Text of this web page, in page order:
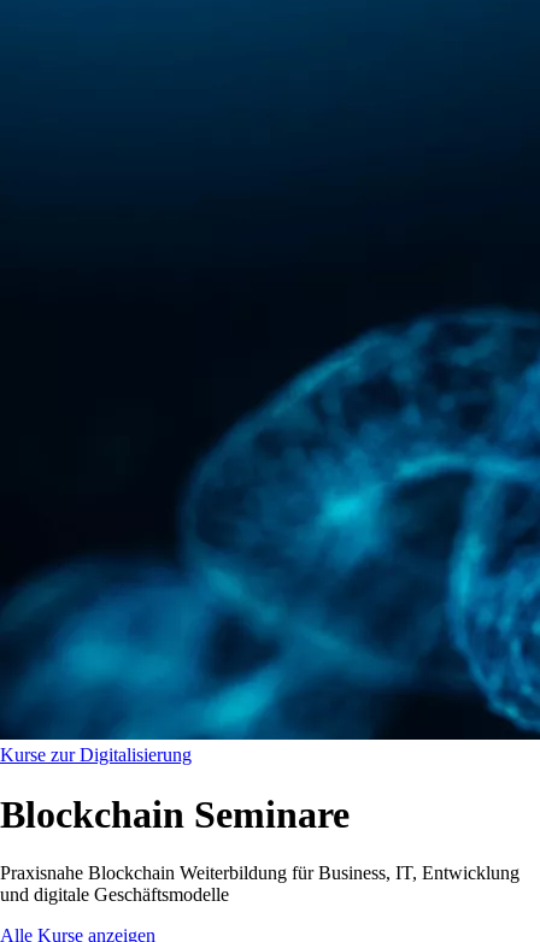
Kurse zur Digitalisierung
Blockchain Seminare
Praxisnahe Blockchain Weiterbildung für Business, IT, Entwicklung
und digitale Geschäftsmodelle
Alle Kurse anzeigen